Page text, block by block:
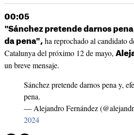
00:05
"Sánchez pretende darnos
da pena",ha reprochado al candidato
Catalunya del próximo 12 de mayo,
un breve mensaje.
Sánchez pretende darnos pena y,
pena.
— Alejandro Fernández
2024